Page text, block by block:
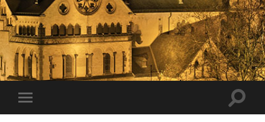
Mobile-
Menü